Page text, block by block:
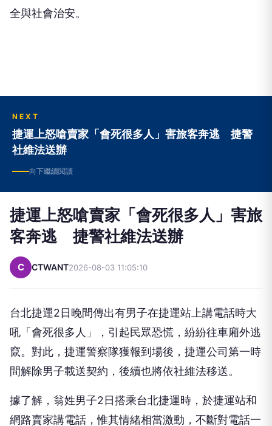
全與社會治安。
NEXT
捷運上怒嗆賣家「會死很多人」害旅客奔逃 捷警
社維法送辦
向下繼續閱讀
捷運上怒嗆賣家「會死很多人」害旅
客奔逃 捷警社維法送辦
C CTWANT2026-08-03 11:05:10
台北捷運2日晚間傳出有男子在捷運站上講電話時大
吼「會死很多人」，引起民眾恐慌，紛紛往車廂外逃
竄。對此，捷運警察隊獲報到場後，捷運公司第一時
間解除男子載送契約，後續也將依社維法移送。
據了解，翁姓男子2日搭乘台北捷運時，於捷運站和
網路賣家講電話，惟其情緒相當激動，不斷對電話一